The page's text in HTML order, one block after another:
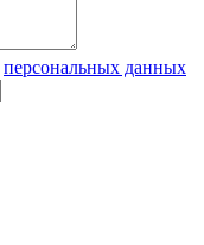
персональных данных